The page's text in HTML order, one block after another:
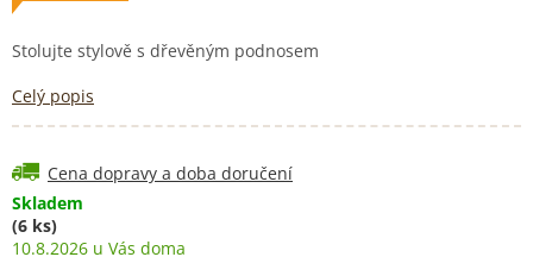
Stolujte stylově s dřevěným podnosem
Celý popis
Skladem
(6 ks)
10.8.2026
Cena dopravy a doba doručení